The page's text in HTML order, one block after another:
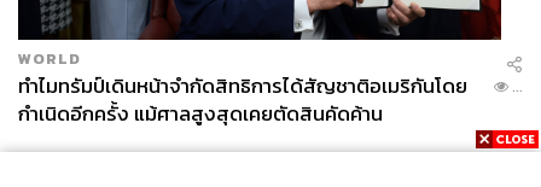
WORLD
ทำไมทรัมป์เดินหน้าจำกัดสิทธิการได้สัญชาติอเมริกันโดย
กำเนิดอีกครั้ง แม้ศาลสูงสุดเคยตัดสินคัดค้าน
...